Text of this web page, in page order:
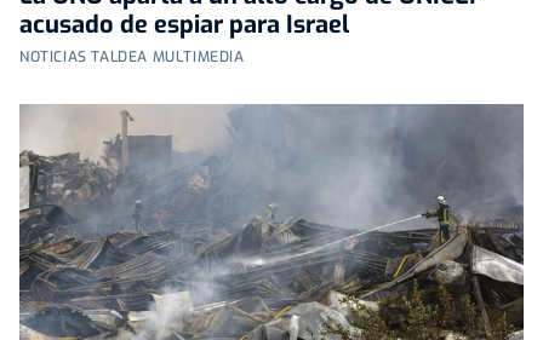
acusado de espiar para Israel
NOTICIAS TALDEA MULTIMEDIA